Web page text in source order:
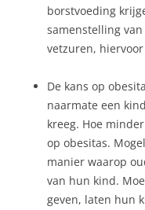
borstvoeding
samenstelling
vetzuren,
De kans op
naarmate een
kreeg. Hoe
op obesitas.
manier waarop
van hun kind.
geven, laten hun